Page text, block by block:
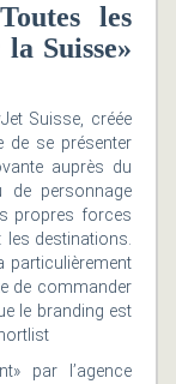
les
Suisse»
Suisse, créée
de se présenter
auprès du
de personnage
propres forces
destinations.
particulièrement
de commander
le branding est
par l’agence